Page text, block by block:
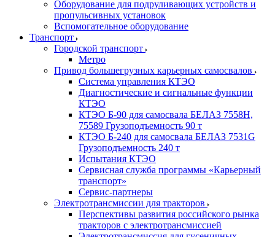
Оборудование для подруливающих устройств и
пропульсивных установок
Вспомогательное оборудование
Транспорт
Городской транспорт
Метро
Привод большегрузных карьерных самосвалов
Система управления КТЭО
Диагностические и сигнальные функции
КТЭО
КТЭО Б-90 для самосвала БЕЛАЗ 7558H,
75589 Грузоподъемность 90 т
КТЭО Б-240 для самосвала БЕЛАЗ 7531G
Грузоподъемность 240 т
Испытания КТЭО
Сервисная служба программы «Карьерный
транспорт»
Сервис-партнеры
Электротрансмиссии для тракторов
Перспективы развития российского рынка
тракторов с электротрансмиссией